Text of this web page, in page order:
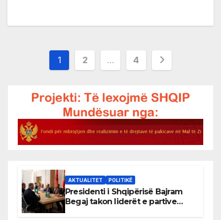
Posts
1 2 … 4
AKTUALITET POLITIKË
Presidenti i Shqipërisë Bajram
Begaj takon liderët e partive